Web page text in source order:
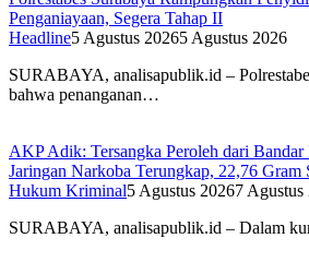
Penganiayaan, Segera Tahap II
Headline5 Agustus 20265 Agustus 2026
SURABAYA, analisapublik.id –
bahwa penanganan…
AKP Adik: Tersangka Peroleh dari
Jaringan Narkoba Terungkap, 22,76 Gram
Hukum Kriminal5 Agustus 20267 Agustus
SURABAYA, analisapublik.id – Dalam